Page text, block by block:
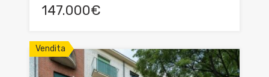
147.000€
Vendita